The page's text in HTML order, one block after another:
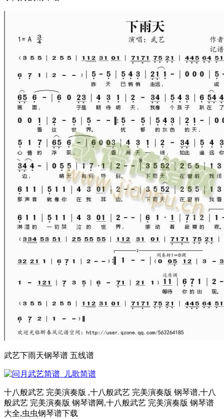
武艺下雨天钢琴谱 五线谱
十八般武艺 完美演奏版 ,十八般武艺 完美演奏版 钢琴谱,十八
般武艺 完美演奏版 钢琴谱网,十八般武艺 完美演奏版 钢琴谱
大全,虫虫钢琴谱下载